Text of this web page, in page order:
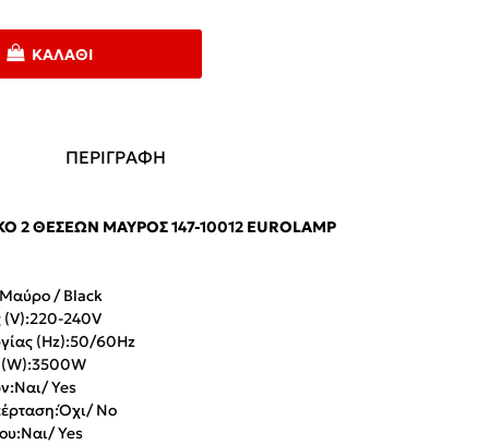
ΚΑΛΆΘΙ
ΠΕΡΙΓΡΑΦΗ
2 ΘΈΣΕΩΝ ΜΑΎΡΟΣ 147-10012 EUROLAMP
Μαύρο / Black
220-240V
(Hz):50/60Hz
3500W
Ναι/ Yes
Όχι/ No
Ναι/ Yes